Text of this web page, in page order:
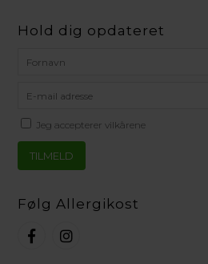
Hold dig opdateret
Jeg accepterer vilkårene
Følg Allergikost